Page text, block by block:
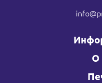
info
О